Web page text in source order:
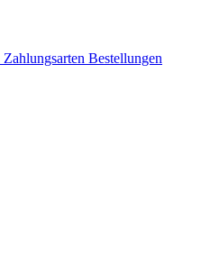
Zahlungsarten Bestellungen